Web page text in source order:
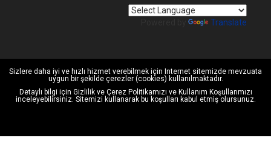
Translate
Sizlere daha iyi ve hızlı hizmet verebilmek için Internet sitemizde mevzuata
uygun bir şekilde çerezler (cookies) kullanılmaktadır.
Detaylı bilgi için Gizlilik ve Çerez Politikamızı ve Kullanım Koşullarımızı
inceleyebilirsiniz. Sitemizi kullanarak bu koşulları kabul etmiş olursunuz.